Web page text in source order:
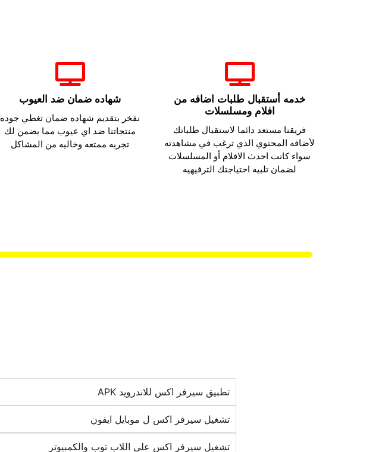
خدمه أستقبال طلبات اضافه من
افلام ومسلسلات
فريقنا مستعد دائما لاستقبال طلباتك
لأضافه المحتوي الذي ترغب في مشاهدته
سواء كانت احدث الافلام أو المسلسلات
لضمان تلبيه احتياجتك الترفيهيه
شهاده ضمان ضد العيوب
نفخر بتقديم شهاده ضمان تغطي جوده
منتجاتنا ضد اي عيوب مما يضمن لك
تجربه ممتعه وخاليه من المشاكل
تطبيق سيرفر اكس للاندرويد APK
تشغيل سيرفر اكس ل موبايل ايفون
تشغيل سيرفر اكس علي اللاب توب والكمبيوتر